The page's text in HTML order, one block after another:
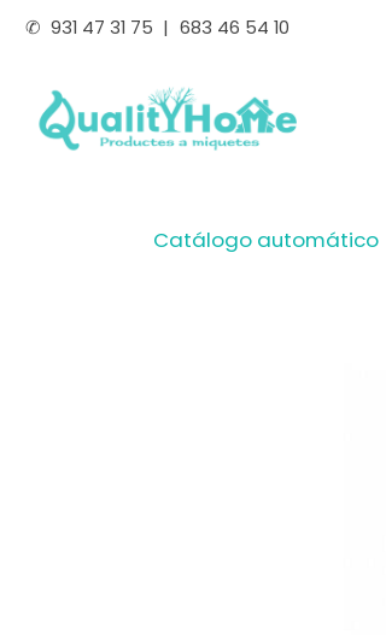
✆ 931 47 31 75 | 683 46 54 10
Catálogo automático